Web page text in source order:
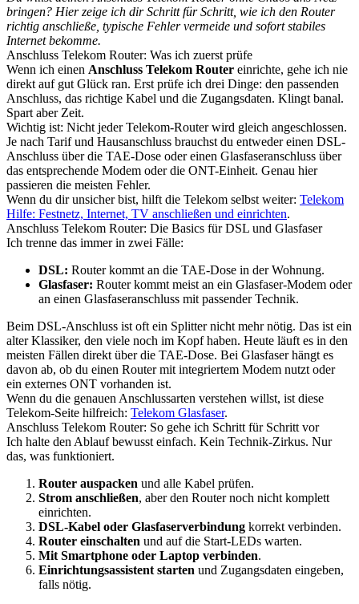
bringen? Hier zeige ich dir Schritt für Schritt, wie ich den Router
richtig anschließe, typische Fehler vermeide und sofort stabiles
Internet bekomme.
Anschluss Telekom Router: Was ich zuerst prüfe
Wenn ich einen Anschluss Telekom Router einrichte, gehe ich nie
direkt auf gut Glück ran. Erst prüfe ich drei Dinge: den passenden
Anschluss, das richtige Kabel und die Zugangsdaten. Klingt banal.
Spart aber Zeit.
Wichtig ist: Nicht jeder Telekom-Router wird gleich angeschlossen.
Je nach Tarif und Hausanschluss brauchst du entweder einen DSL-
Anschluss über die TAE-Dose oder einen Glasfaseranschluss über
das entsprechende Modem oder die ONT-Einheit. Genau hier
passieren die meisten Fehler.
Wenn du dir unsicher bist, hilft die Telekom selbst weiter: Telekom
Hilfe: Festnetz, Internet, TV anschließen und einrichten.
Anschluss Telekom Router: Die Basics für DSL und Glasfaser
Ich trenne das immer in zwei Fälle:
DSL: Router kommt an die TAE-Dose in der Wohnung.
Glasfaser: Router kommt meist an ein Glasfaser-Modem oder
an einen Glasfaseranschluss mit passender Technik.
Beim DSL-Anschluss ist oft ein Splitter nicht mehr nötig. Das ist ein
alter Klassiker, den viele noch im Kopf haben. Heute läuft es in den
meisten Fällen direkt über die TAE-Dose. Bei Glasfaser hängt es
davon ab, ob du einen Router mit integriertem Modem nutzt oder
ein externes ONT vorhanden ist.
Wenn du die genauen Anschlussarten verstehen willst, ist diese
Telekom-Seite hilfreich: Telekom Glasfaser.
Anschluss Telekom Router: So gehe ich Schritt für Schritt vor
Ich halte den Ablauf bewusst einfach. Kein Technik-Zirkus. Nur
das, was funktioniert.
Router auspacken und alle Kabel prüfen.
Strom anschließen, aber den Router noch nicht komplett
einrichten.
DSL-Kabel oder Glasfaserverbindung korrekt verbinden.
Router einschalten und auf die Start-LEDs warten.
Mit Smartphone oder Laptop verbinden.
Einrichtungsassistent starten und Zugangsdaten eingeben,
falls nötig.